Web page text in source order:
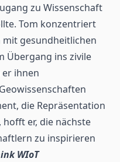
zu Wissenschaft
Tom konzentriert
gesundheitlichen
Übergang ins zivile
ihnen
die Repräsentation
er, die nächste
zu inspirieren
WIoT